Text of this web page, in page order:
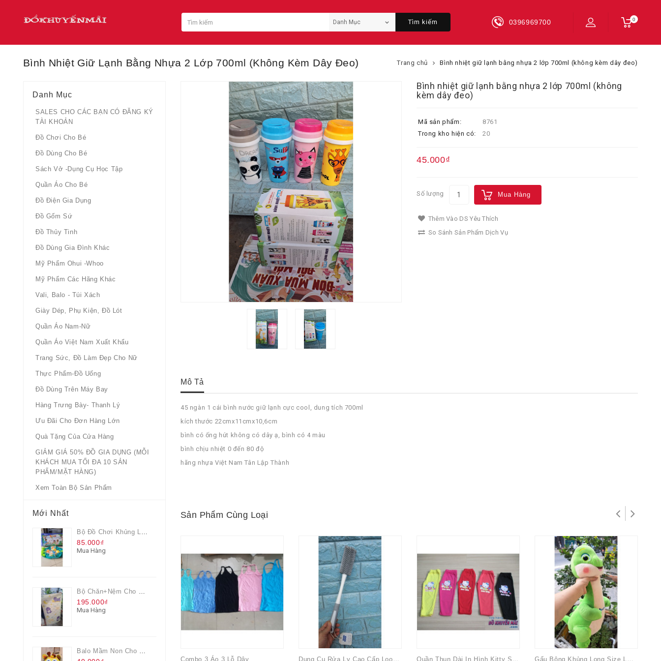
0
0396969700
Tìm kiếm
Bình Nhiệt Giữ Lạnh Bằng Nhựa 2 Lớp 700ml (không Kèm Dây Đeo) Trang chủ Bình nhiệt giữ lạnh bằng nhựa 2 lớp 700ml (không kèm dây đeo)
Danh Mục
SALES CHO CÁC BẠN CÓ ĐĂNG KÝ
TÀI KHOẢN
Đồ Chơi Cho Bé
Đồ Dùng Cho Bé
Sách Vở -dụng Cụ Học Tập
Quần Áo Cho Bé
Đồ Điện Gia Dụng
Đồ Gốm Sứ
Đồ Thủy Tinh
Đồ Dùng Gia Đình Khác
Mỹ Phẩm Ohui -whoo
Mỹ Phẩm Các Hãng Khác
Vali, Balo - Túi Xách
Giày Dép, Phụ Kiện, Đồ Lót
Quần Áo Nam-Nữ
Quần Áo Việt Nam Xuất Khẩu
Trang Sức, Đồ Làm Đẹp Cho Nữ
Thực Phẩm-Đồ Uống
Đồ Dùng Trên Máy Bay
Hàng Trưng Bày- Thanh Lý
Ưu Đãi Cho Đơn Hàng Lớn
Quà Tặng Của Cửa Hàng
GIẢM GIÁ 50% ĐỒ GIA DỤNG (MỖI
KHÁCH MUA TỐI ĐA 10 SẢN
PHẨM/MẶT HÀNG)
Xem Toàn Bộ Sản Phẩm
Mới Nhất
Bộ Đồ Chơi Khủng Long Đại Chiến
85.000₫
Mua Hàng
Bộ Chăn+nệm Cho Bé Everon Quà Từ Pediasure
195.000₫
Mua Hàng
Balo Mầm Non Cho Bé Grow Màu Vàng
Bình nhiệt giữ lạnh bằng nhựa 2 lớp 700ml (không
kèm dây đeo)
Mã sản phẩm:
8761
Trong kho hiện có:
20
45.000₫
Số lượng Mua Hàng
Thêm Vào DS Yêu Thích
So Sánh Sản Phẩm Dịch Vụ
Mô Tả
45 ngàn 1 cái bình nước giữ lạnh cực cool, dung tích 700ml
kích thước 22cmx11cmx10,6cm
bình có ống hút không có dây ạ, bình có 4 màu
bình chịu nhiệt 0 đến 80 độ
hãng nhựa Việt Nam Tân Lập Thành
Sản Phẩm Cùng Loại
Combo 3 Áo 3 Lỗ Dây